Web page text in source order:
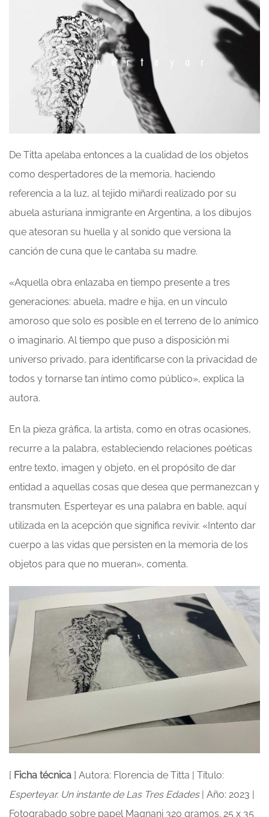
De Titta apelaba entonces a la cualidad de los objetos
como despertadores de la memoria, haciendo
referencia a la luz, al tejido miñardi realizado por su
abuela asturiana inmigrante en Argentina, a los dibujos
que atesoran su huella y al sonido que versiona la
canción de cuna que le cantaba su madre.
«Aquella obra enlazaba en tiempo presente a tres
generaciones: abuela, madre e hija, en un vínculo
amoroso que solo es posible en el terreno de lo anímico
o imaginario. Al tiempo que puso a disposición mi
universo privado, para identificarse con la privacidad de
todos y tornarse tan íntimo como público», explica la
autora.
En la pieza gráfica, la artista, como en otras ocasiones,
recurre a la palabra, estableciendo relaciones poéticas
entre texto, imagen y objeto, en el propósito de dar
entidad a aquellas cosas que desea que permanezcan y
transmuten. Esperteyar es una palabra en bable, aquí
utilizada en la acepción que significa revivir. «Intento dar
cuerpo a las vidas que persisten en la memoria de los
objetos para que no mueran», comenta.
[ Ficha técnica ] Autora: Florencia de Titta | Título:
Esperteyar. Un instante de Las Tres Edades| Año: 2023 |
Fotograbado sobre papel Magnani 320 gramos. 25 x 35